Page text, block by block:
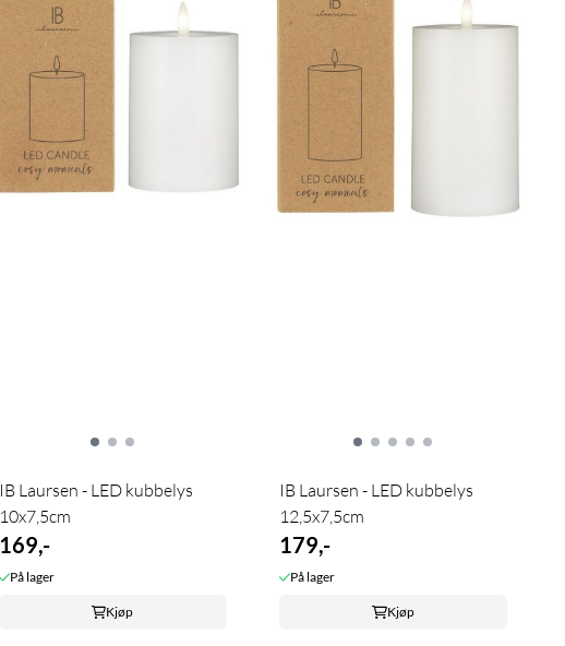
IB Laursen - LED kubbelys
10x7,5cm
169,-
På lager
Kjøp
IB Laursen - LED kubbelys
12,5x7,5cm
179,-
På lager
Kjøp